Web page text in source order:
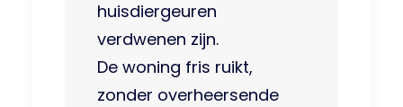
huisdiergeuren
verdwenen zijn.
De woning fris ruikt,
zonder overheersende